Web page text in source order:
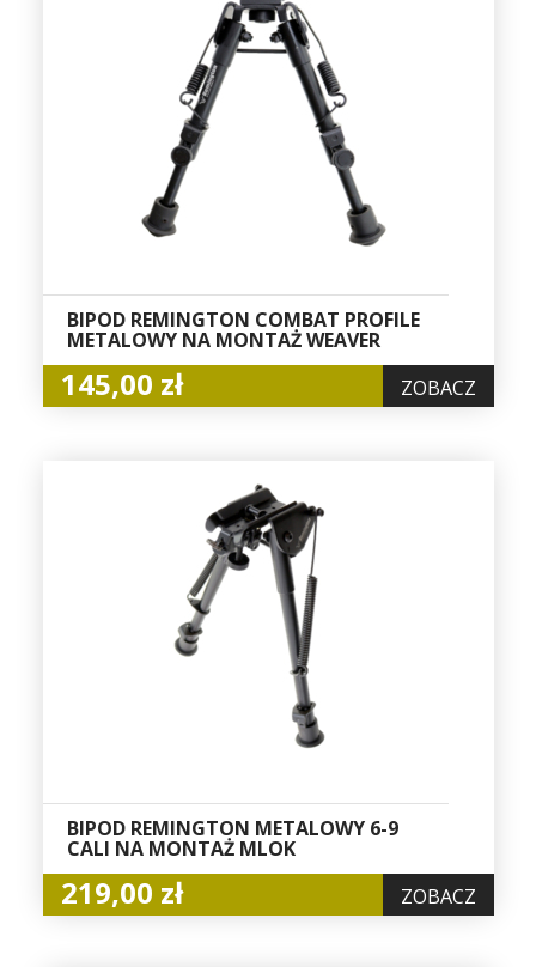
BIPOD REMINGTON COMBAT PROFILE
METALOWY NA MONTAŻ WEAVER
145,00 zł ZOBACZ
BIPOD REMINGTON METALOWY 6-9
CALI NA MONTAŻ MLOK
219,00 zł ZOBACZ